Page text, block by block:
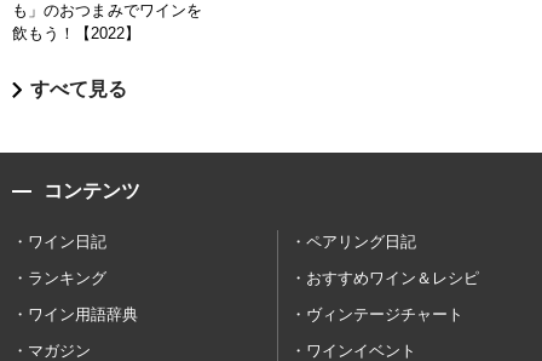
も」のおつまみでワインを
飲もう！【2022】
すべて見る
コンテンツ
ワイン日記
ペアリング日記
ランキング
おすすめワイン＆レシピ
ワイン用語辞典
ヴィンテージチャート
マガジン
ワインイベント